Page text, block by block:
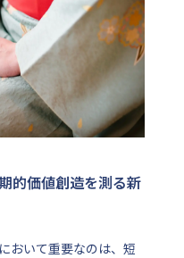
的価値創造を測る新
おいて重要なのは、短